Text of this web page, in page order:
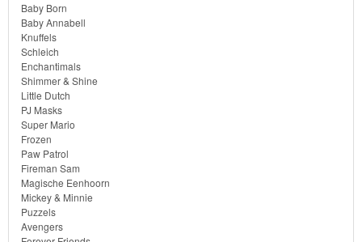
Baby Born
Baby Annabell
Knuffels
Schleich
Enchantimals
Shimmer & Shine
Little Dutch
PJ Masks
Super Mario
Frozen
Paw Patrol
Fireman Sam
Magische Eenhoorn
Mickey & Minnie
Puzzels
Avengers